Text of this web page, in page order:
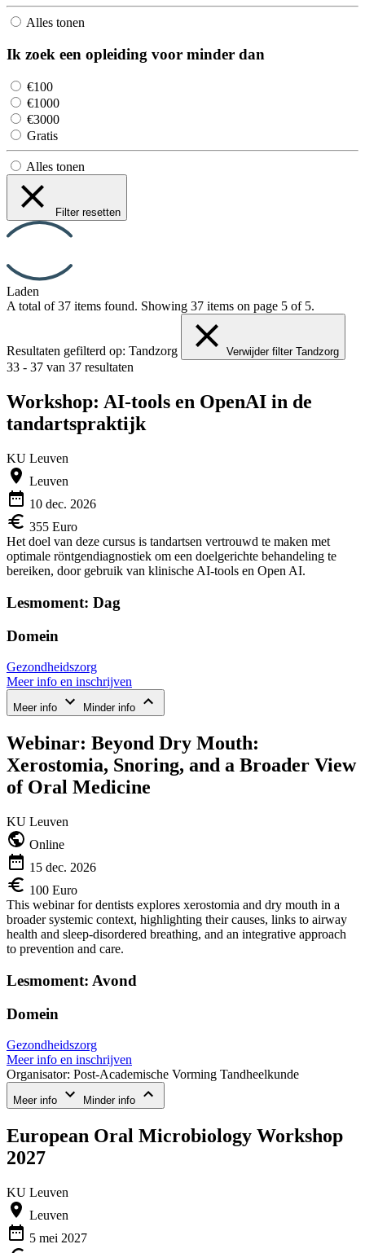
Alles tonen
Ik zoek een opleiding voor minder dan
€100
€1000
€3000
Gratis
Alles tonen
Filter resetten
Laden
A total of 37 items found. Showing 37 items on page 5 of 5.
Resultaten gefilterd op: Tandzorg Verwijder filter Tandzorg
33 - 37 van 37 resultaten
Workshop: AI-tools en OpenAI in de
tandartspraktijk
KU Leuven
Leuven
10 dec. 2026
355 Euro
Het doel van deze cursus is tandartsen vertrouwd te maken met
optimale röntgendiagnostiek om een doelgerichte behandeling te
bereiken, door gebruik van klinische AI-tools en Open AI.
Lesmoment: Dag
Domein
Gezondheidszorg
Meer info en inschrijven
Meer info Minder info
Webinar: Beyond Dry Mouth:
Xerostomia, Snoring, and a Broader View
of Oral Medicine
KU Leuven
Online
15 dec. 2026
100 Euro
This webinar for dentists explores xerostomia and dry mouth in a
broader systemic context, highlighting their causes, links to airway
health and sleep-disordered breathing, and an integrative approach
to prevention and care.
Lesmoment: Avond
Domein
Gezondheidszorg
Meer info en inschrijven
Organisator: Post-Academische Vorming Tandheelkunde
Meer info Minder info
European Oral Microbiology Workshop
2027
KU Leuven
Leuven
5 mei 2027